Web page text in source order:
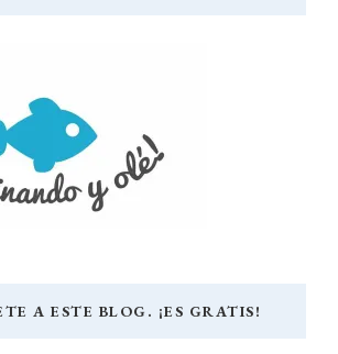
A ESTE BLOG. ¡ES GRATIS!